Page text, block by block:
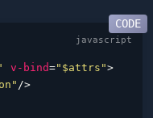
v-bind="$attrs">
/>